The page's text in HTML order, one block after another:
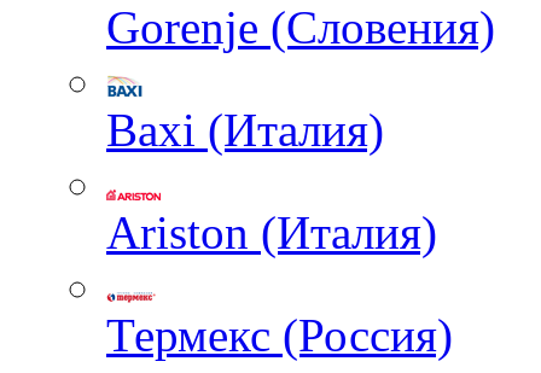
Gorenje (Словения)
Baxi (Италия)
Ariston (Италия)
Термекс (Россия)